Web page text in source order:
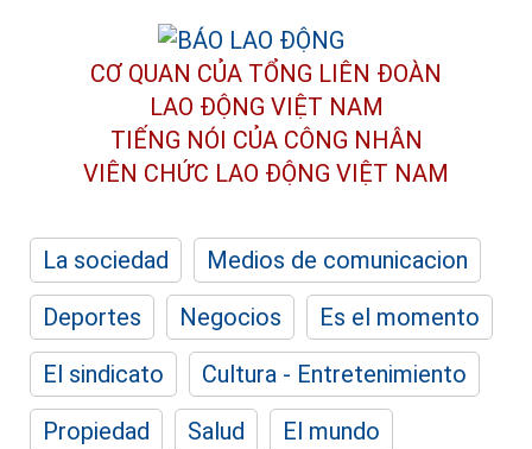
CƠ QUAN CỦA TỔNG LIÊN ĐOÀN
LAO ĐỘNG VIỆT NAM
TIẾNG NÓI CỦA CÔNG NHÂN
VIÊN CHỨC LAO ĐỘNG VIỆT NAM
La sociedad
Medios de comunicacion
Deportes
Negocios
Es el momento
El sindicato
Cultura - Entretenimiento
Propiedad
Salud
El mundo